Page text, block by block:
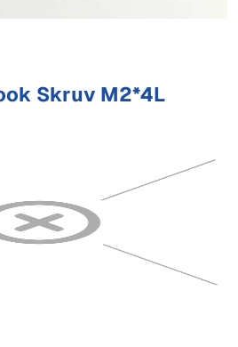
Skruv M2*4L